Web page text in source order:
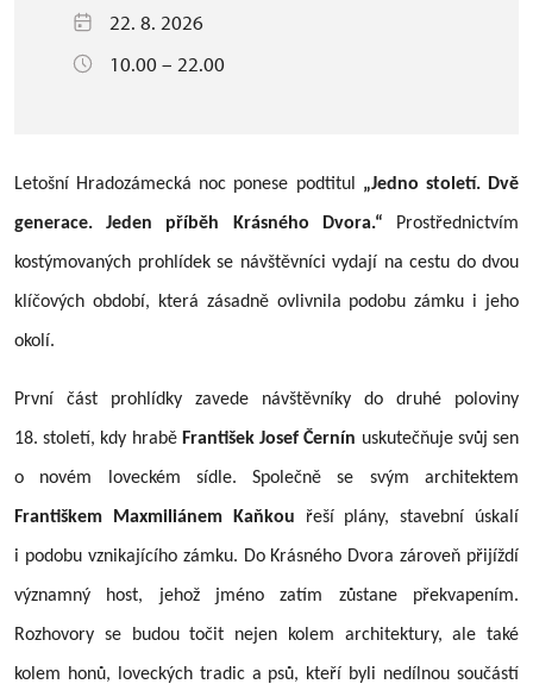
22. 8. 2026
10.00 – 22.00
Letošní Hradozámecká noc ponese podtitul „Jedno století. Dvě
generace. Jeden příběh Krásného Dvora.“ Prostřednictvím
kostýmovaných prohlídek se návštěvníci vydají na cestu do dvou
klíčových období, která zásadně ovlivnila podobu zámku i jeho
okolí.
První část prohlídky zavede návštěvníky do druhé poloviny
18. století, kdy hrabě František Josef Černín uskutečňuje svůj sen
o novém loveckém sídle. Společně se svým architektem
Františkem Maxmiliánem Kaňkou řeší plány, stavební úskalí
i podobu vznikajícího zámku. Do Krásného Dvora zároveň přijíždí
významný host, jehož jméno zatím zůstane překvapením.
Rozhovory se budou točit nejen kolem architektury, ale také
kolem honů, loveckých tradic a psů, kteří byli nedílnou součástí